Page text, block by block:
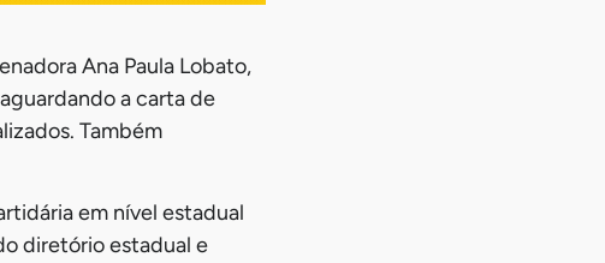
Ana Paula Lobato,
a carta de
Também
em nível estadual
diretório estadual e